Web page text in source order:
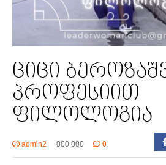
ციცი
პროფესიით
ფილოლოგია
admin2 000 000 0